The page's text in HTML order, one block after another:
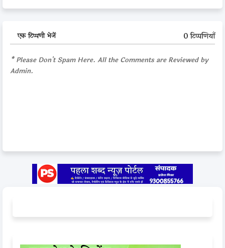
एक टिप्पणी भेजें 0 टिप्पणियाँ
* Please Don't Spam Here. All the Comments are Reviewed by
Admin.